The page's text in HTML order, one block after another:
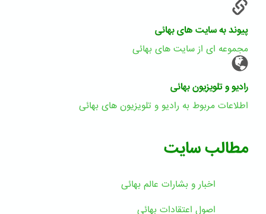
پیوند به سایت های بهائی
مجموعه ای از سایت های بهائی
رادیو و تلویزیون بهائی
اطلاعات مربوط به رادیو و تلویزیون های بهائی
مطالب سایت
اخبار و بشارات عالم بهائى
اصول اعتقادات بهائی